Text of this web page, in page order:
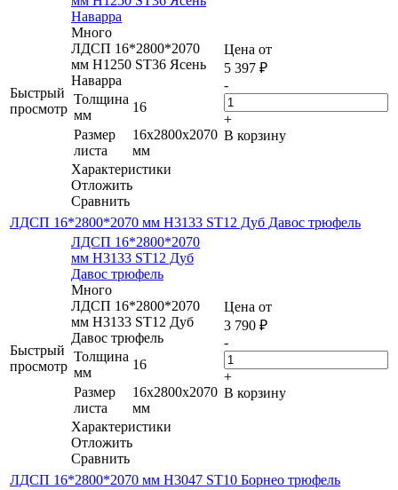
Быстрый
просмотр
Наварра
Много
ЛДСП 16*2800*2070
мм H1250 ST36 Ясень
Наварра
Толщина
мм
16
Размер
листа
16x2800x2070
мм
Характеристики
Отложить
Сравнить
Цена от
5 397 ₽
-
+
В корзину
ЛДСП 16*2800*2070 мм H3133 ST12 Дуб Давос трюфель
Быстрый
просмотр
ЛДСП 16*2800*2070
мм H3133 ST12 Дуб
Давос трюфель
Много
ЛДСП 16*2800*2070
мм H3133 ST12 Дуб
Давос трюфель
Толщина
мм
16
Размер
листа
16x2800x2070
мм
Характеристики
Отложить
Сравнить
Цена от
3 790 ₽
-
+
В корзину
ЛДСП 16*2800*2070 мм H3047 ST10 Борнео трюфель